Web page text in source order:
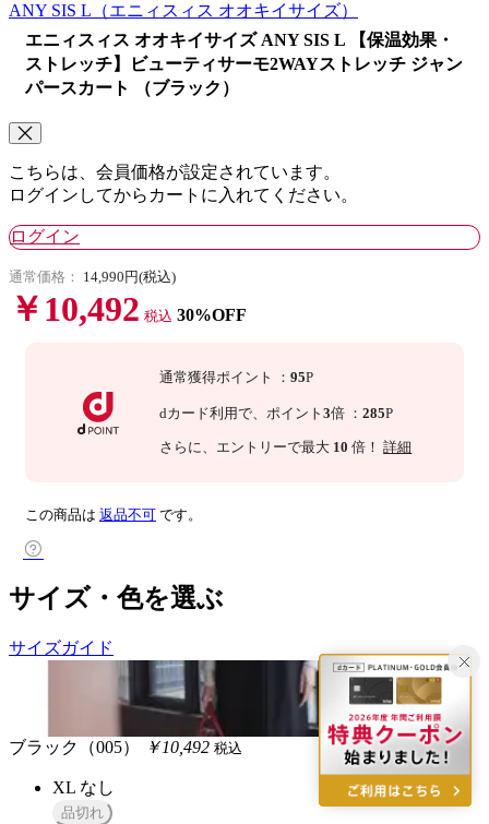
ANY SIS L （エニィスィス オオキイサイズ）
エニィスィス オオキイサイズ ANY SIS L 【保温効果・
ストレッチ】ビューティサーモ2WAYストレッチ ジャン
パースカート （ブラック）
こちらは、会員価格が設定されています。
ログインしてからカートに入れてください。
ログイン
通常価格： 14,990円(税込)
￥10,492 税込 30%OFF
通常獲得ポイント ：95P
dカード利用で、ポイント3倍 ：285P
さらに、エントリーで最大 10 倍！詳細
この商品は 返品不可 です。
サイズ・色を選ぶ
サイズガイド
ブラック（005） ￥10,492 税込
XL なし
品切れ